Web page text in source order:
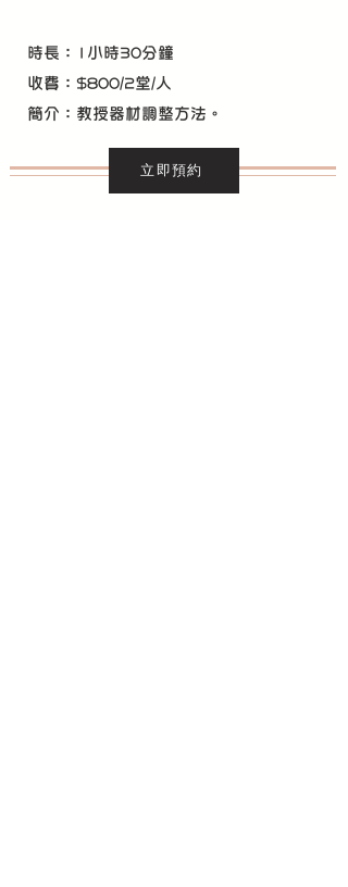
時長：1小時30分鐘
收費：$800/2堂/人
​簡介：教授器材調整方法。
立即預約